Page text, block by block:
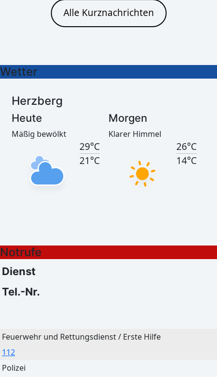
Alle Kurznachrichten
Wetter
Leichter Regen
29°C
Klarer Himmel
Herzberg
Heute
Mäßig bewölkt
29°C
21°C
Morgen
Klarer Himmel
26°C
14°C
Leichter Regen
29°C
28°C
Bautzen
Heute
Überwiegend bewölkt
Notrufe
Dienst
Tel.-Nr.
Feuerwehr und Rettungsdienst / Erste Hilfe
112
Polizei